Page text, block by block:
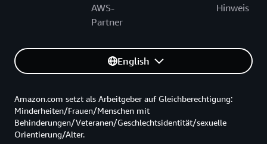
AWS-
Partner
Hinweis
English
Amazon.com setzt als Arbeitgeber auf Gleichberechtigung:
Minderheiten/Frauen/Menschen mit
Behinderungen/Veteranen/Geschlechtsidentität/sexuelle
Orientierung/Alter.